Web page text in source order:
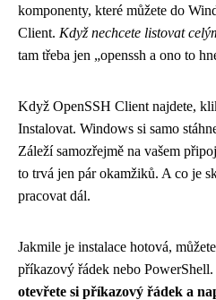
komponenty, které můžete do
Client. Když nechcete listovat
tam třeba jen „openssh a ono to
Když OpenSSH Client najdete,
Instalovat. Windows si samo
Záleží samozřejmě na vašem
to trvá jen pár okamžiků. A co je
pracovat dál.
Jakmile je instalace hotová,
příkazový řádek nebo PowerShell.
otevřete si příkazový řádek a